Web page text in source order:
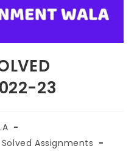
23
Solved Assignments